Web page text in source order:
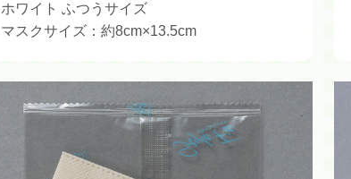
ホワイト ふつうサイズ
マスクサイズ：約8cm×13.5cm